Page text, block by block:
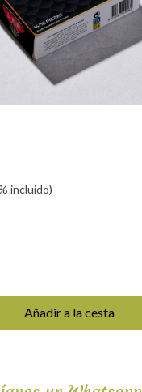
incluido)
Añadir a la cesta